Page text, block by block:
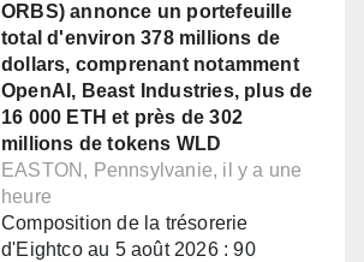
ORBS) annonce un portefeuille
total d'environ 378 millions de
dollars, comprenant notamment
OpenAI, Beast Industries, plus de
16 000 ETH et près de 302
millions de tokens WLD
EASTON, Pennsylvanie, il y a une
heure
Composition de la trésorerie
d'Eightco au 5 août 2026 : 90